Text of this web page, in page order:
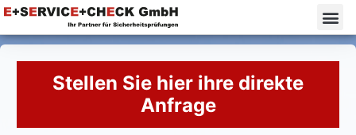
Stellen Sie hier ihre direkte
Anfrage